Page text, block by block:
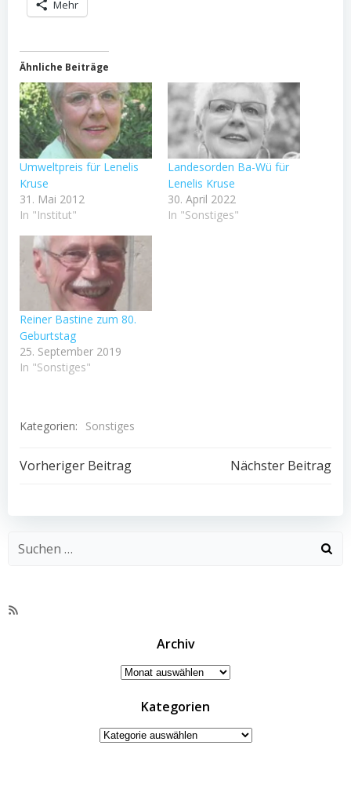
Mehr
Ähnliche Beiträge
Umweltpreis für Lenelis
Kruse
31. Mai 2012
In "Institut"
Landesorden Ba-Wü für
Lenelis Kruse
30. April 2022
In "Sonstiges"
Reiner Bastine zum 80.
Geburtstag
25. September 2019
In "Sonstiges"
Kategorien: Sonstiges
Beitragsnavigation
Vorheriger Beitrag Nächster Beitrag
RSS-
Archiv
Archiv
Kategorien
Kategorien